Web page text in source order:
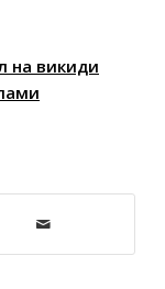
на викиди